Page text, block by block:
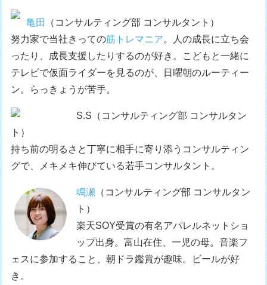
亀田
（コンサルティング部 コンサルタント）
努力家で当社きっての筋トレマニア。人の成長に立ち会
ったり、成長支援したりするのが好き。こどもと一緒に
テレビで仮面ライダーを見るのが、日曜朝のルーティー
ン。らっきょうが苦手。
S.S（コンサルティング部 コンサルタン
ト）
持ち前の明るさと丁寧に相手に寄り添うコンサルティン
グで、メキメキ伸びている若手コンサルタント。
鳴瀬 （コンサルティング部 コンサルタン
ト）
楽天SOY受賞の有名アパレルネットショ
ップ出身。富山在住、一児の母。音楽フ
ェスに参加すること、朝ドラ鑑賞が趣味。ビールが好
き。